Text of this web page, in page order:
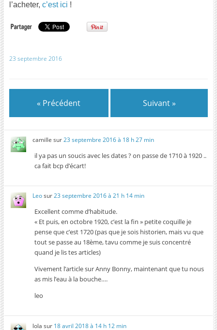
l’acheter, c’est ici !
23 septembre 2016
« Précédent Suivant »
camille sur23 septembre 2016 à 18 h 27 min
il ya pas un soucis avec les dates ? on passe de 1710 à 1920 ..
ca fait bcp d’écart!
Leosur23 septembre 2016 à 21 h 14 min
Excellent comme d’habitude.
« Et puis, en octobre 1920, c’est la fin » petite coquille je
pense que c’est 1720 (pas que je sois historien, mais vu que
tout se passe au 18ème, tavu comme je suis concentré
quand je lis tes articles)
Vivement l’article sur Anny Bonny, maintenant que tu nous
as mis l’eau à la bouche….
leo
lola sur 18 avril 2018 à 14 h 12 min